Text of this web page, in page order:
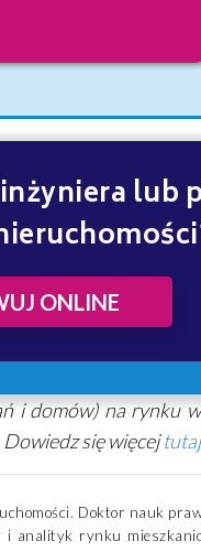
lub
ONLINE
i domów) na rynku
się więcejtutaj
Doktor nauk
analityk rynku